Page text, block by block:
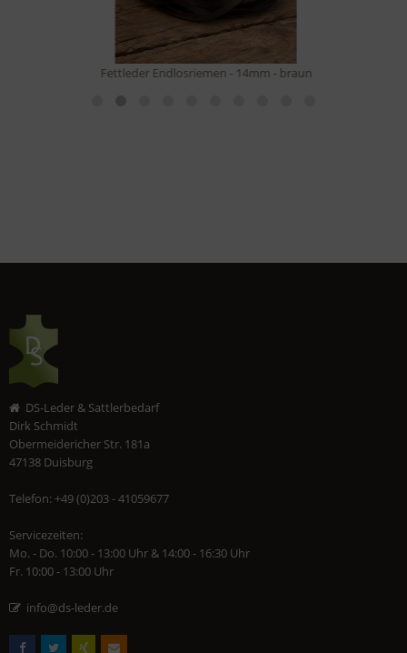
Fettleder Endlosriemen - 14mm - braun
DS-Leder & Sattlerbedarf
Dirk Schmidt
Obermeidericher Str. 181a
47138 Duisburg
Telefon: +49 (0)203 - 41059677
Servicezeiten:
Mo. - Do. 10:00 - 13:00 Uhr & 14:00 - 16:30 Uhr
Fr. 10:00 - 13:00 Uhr
info@ds-leder.de